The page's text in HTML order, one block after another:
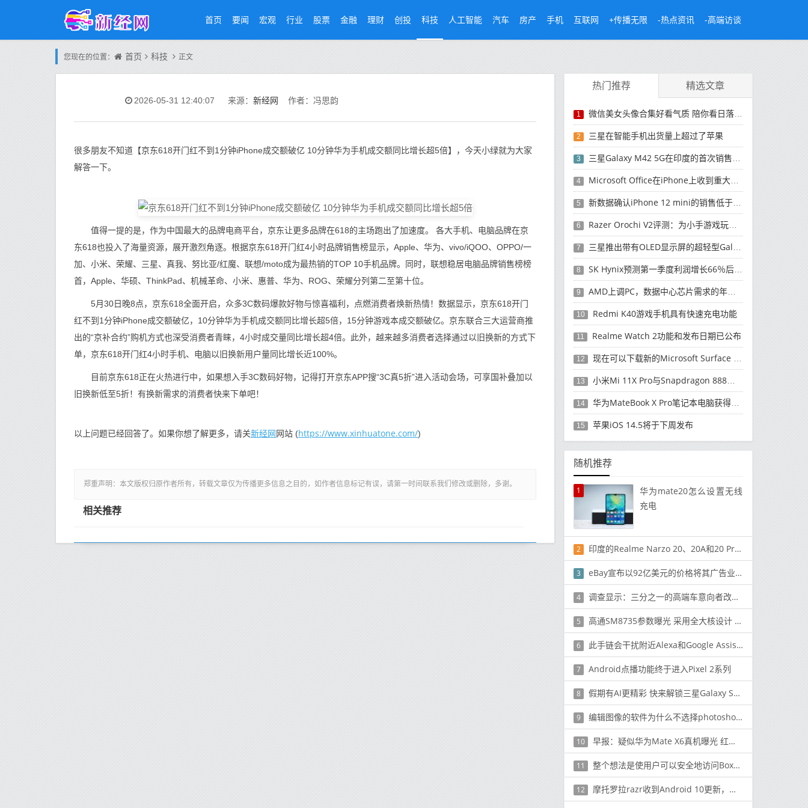
首页 要闻 宏观 行业 股票 金融 理财 创投 科技 人工智能 汽车 房产 手机 互联网 +传播无限 -热点资讯 -高端访谈
您现在的位置： 首页 科技 正文
2026-05-31 12:40:07 来源： 新经网 作者：冯思韵
很多朋友不知道【京东618开门红不到1分钟iPhone成交额破亿 10分钟华为手机成交额同比增长超5倍】，今天小绿就为大家
解答一下。
值得一提的是，作为中国最大的品牌电商平台，京东让更多品牌在618的主场跑出了加速度。 各大手机、电脑品牌在京
东618也投入了海量资源，展开激烈角逐。根据京东618开门红4小时品牌销售榜显示，Apple、华为、vivo/iQOO、OPPO/一
加、小米、荣耀、三星、真我、努比亚/红魔、联想/moto成为最热销的TOP 10手机品牌。同时，联想稳居电脑品牌销售榜榜
首，Apple、华硕、ThinkPad、机械革命、小米、惠普、华为、ROG、荣耀分列第二至第十位。
5月30日晚8点，京东618全面开启，众多3C数码爆款好物与惊喜福利，点燃消费者焕新热情！数据显示，京东618开门
红不到1分钟iPhone成交额破亿，10分钟华为手机成交额同比增长超5倍，15分钟游戏本成交额破亿。京东联合三大运营商推
出的“京补合约”购机方式也深受消费者青睐，4小时成交量同比增长超4倍。此外，越来越多消费者选择通过以旧换新的方式下
单，京东618开门红4小时手机、电脑以旧换新用户量同比增长近100%。
目前京东618正在火热进行中，如果想入手3C数码好物，记得打开京东APP搜“3C真5折”进入活动会场，可享国补叠加以
旧换新低至5折！有换新需求的消费者快来下单吧！
以上问题已经回答了。如果你想了解更多，请关新经网网站 (https://www.xinhuatone.com/)
郑重声明：本文版权归原作者所有，转载文章仅为传播更多信息之目的，如作者信息标记有误，请第一时间联系我们修改或删除，多谢。
相关推荐
热门推荐 精选文章
1 微信美女头像合集好看气质 陪你看日落的人比日落更浪漫
2 三星在智能手机出货量上超过了苹果
3 三星Galaxy M42 5G在印度的首次销售将于今晚开始
4 Microsoft Office在iPhone上收到重大更新
5 新数据确认iPhone 12 mini的销售低于预期
6 Razer Orochi V2评测：为小手游戏玩家设计的鼠标
7 三星推出带有OLED显示屏的超轻型Galaxy Book Pro和Galaxy Book Pro 360笔记本电脑
8 SK Hynix预测第一季度利润增长66％后，对芯片的需求将增强
9 AMD上调PC，数据中心芯片需求的年度收入预测
10 Redmi K40游戏手机具有快速充电功能
11 Realme Watch 2功能和发布日期已公布
12 现在可以下载新的Microsoft Surface Duo更新
13 小米Mi 11X Pro与Snapdragon 888处理器一起发布
14 华为MateBook X Pro笔记本电脑获得全新升级
15 苹果iOS 14.5将于下周发布
随机推荐
1
华为mate20怎么设置无线
充电
2 印度的Realme Narzo 20、20A和20 Pro价格在发布前就已泄漏
3 eBay宣布以92亿美元的价格将其广告业务出售给Adevinta
4 调查显示：三分之一的高端车意向者改买大众化品牌车
5 高通SM8735参数曝光 采用全大核设计 未用自研架构
6 此手链会干扰附近Alexa和Google Assistant扬声器的麦克风
7 Android点播功能终于进入Pixel 2系列
8 假期有AI更精彩 快来解锁三星Galaxy S24系列购机好礼
9 编辑图像的软件为什么不选择photoshop反而选择美图秀秀
10 早报：疑似华为Mate X6真机曝光 红旗发布“天工”平台
11 整个想法是使用户可以安全地访问Box中存储的所有文件
12 摩托罗拉razr收到Android 10更新，带有外部显示屏的新功能